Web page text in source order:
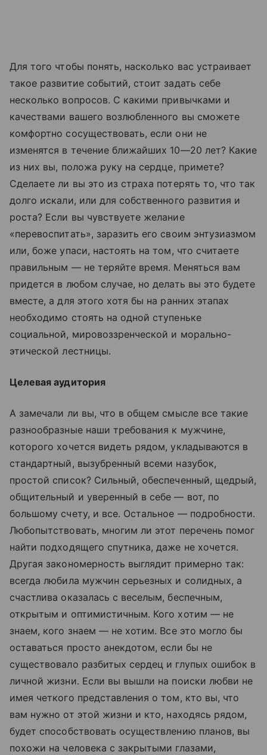
Для того чтобы понять, насколько вас устраивает
такое развитие событий, стоит задать себе
несколько вопросов. С какими привычками и
качествами вашего возлюбленного вы сможете
комфортно сосуществовать, если они не
изменятся в течение ближайших 10—20 лет? Какие
из них вы, положа руку на сердце, примете?
Сделаете ли вы это из страха потерять то, что так
долго искали, или для собственного развития и
роста? Если вы чувствуете желание
«перевоспитать», заразить его своим энтузиазмом
или, боже упаси, настоять на том, что считаете
правильным — не теряйте время. Меняться вам
придется в любом случае, но делать вы это будете
вместе, а для этого хотя бы на ранних этапах
необходимо стоять на одной ступеньке
социальной, мировоззренческой и морально-
этической лестницы.
Целевая аудитория
А замечали ли вы, что в общем смысле все такие
разнообразные наши требования к мужчине,
которого хочется видеть рядом, укладываются в
стандартный, вызубренный всеми назубок,
простой список? Сильный, обеспеченный, щедрый,
общительный и уверенный в себе — вот, по
большому счету, и все. Остальное — подробности.
Любопытствовать, многим ли этот перечень помог
найти подходящего спутника, даже не хочется.
Другая закономерность выглядит примерно так:
всегда любила мужчин серьезных и солидных, а
счастлива оказалась с веселым, беспечным,
открытым и оптимистичным. Кого хотим — не
знаем, кого знаем — не хотим. Все это могло бы
оставаться просто анекдотом, если бы не
существовало разбитых сердец и глупых ошибок в
личной жизни. Если вы вышли на поиски любви не
имея четкого представления о том, кто вы, что
вам нужно от этой жизни и кто, находясь рядом,
будет способствовать осуществлению планов, вы
похожи на человека с закрытыми глазами,